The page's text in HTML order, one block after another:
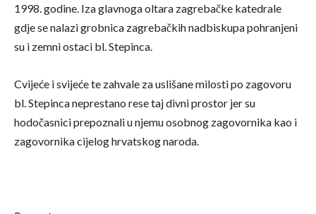
1998. godine. Iza glavnoga oltara zagrebačke katedrale
gdje se nalazi grobnica zagrebačkih nadbiskupa pohranjeni
su i zemni ostaci bl. Stepinca.
Cvijeće i svijeće te zahvale za uslišane milosti po zagovoru
bl. Stepinca neprestano rese taj divni prostor jer su
hodočasnici prepoznali u njemu osobnog zagovornika kao i
zagovornika cijelog hrvatskog naroda.